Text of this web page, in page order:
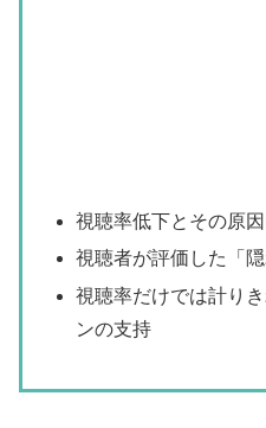
視聴率低下とその原
視聴者が評価した「
視聴率だけでは計り
ンの支持